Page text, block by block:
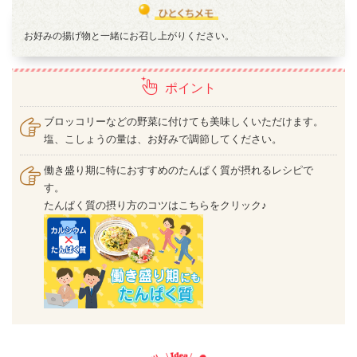
お好みの揚げ物と一緒にお召し上がりください。
ポイント
ブロッコリーなどの野菜に付けても美味しくいただけます。
塩、こしょうの量は、お好みで調節してください。
働き盛り期に特におすすめのたんぱく質が摂れるレシピで
す。
たんぱく質の摂り方のコツはこちらをクリック♪